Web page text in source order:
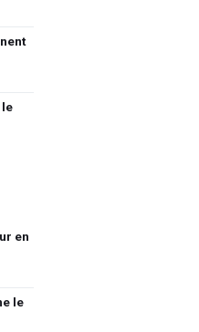
le
en
le